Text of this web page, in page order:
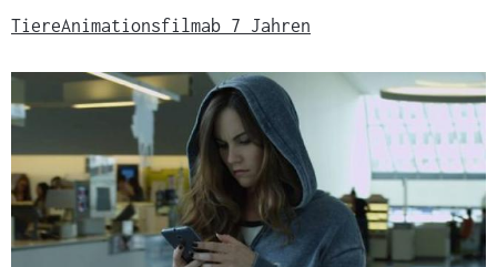
TiereAnimationsfilmab 7 Jahren